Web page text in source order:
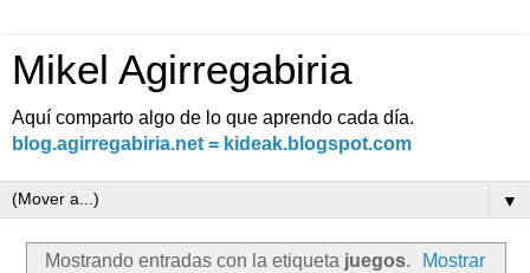
Mikel Agirregabiria
Aquí comparto algo de lo que aprendo cada día.
blog.agirregabiria.net = kideak.blogspot.com
▼
Mostrando entradas con la etiqueta juegos.
Mostrar